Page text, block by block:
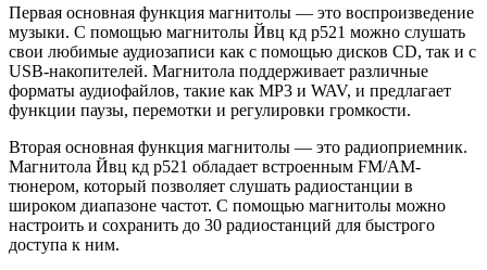
Первая основная функция магнитолы — это воспроизведение
музыки. С помощью магнитолы Йвц кд р521 можно слушать
свои любимые аудиозаписи как с помощью дисков CD, так и с
USB-накопителей. Магнитола поддерживает различные
форматы аудиофайлов, такие как MP3 и WAV, и предлагает
функции паузы, перемотки и регулировки громкости.
Вторая основная функция магнитолы — это радиоприемник.
Магнитола Йвц кд р521 обладает встроенным FM/AM-
тюнером, который позволяет слушать радиостанции в
широком диапазоне частот. С помощью магнитолы можно
настроить и сохранить до 30 радиостанций для быстрого
доступа к ним.